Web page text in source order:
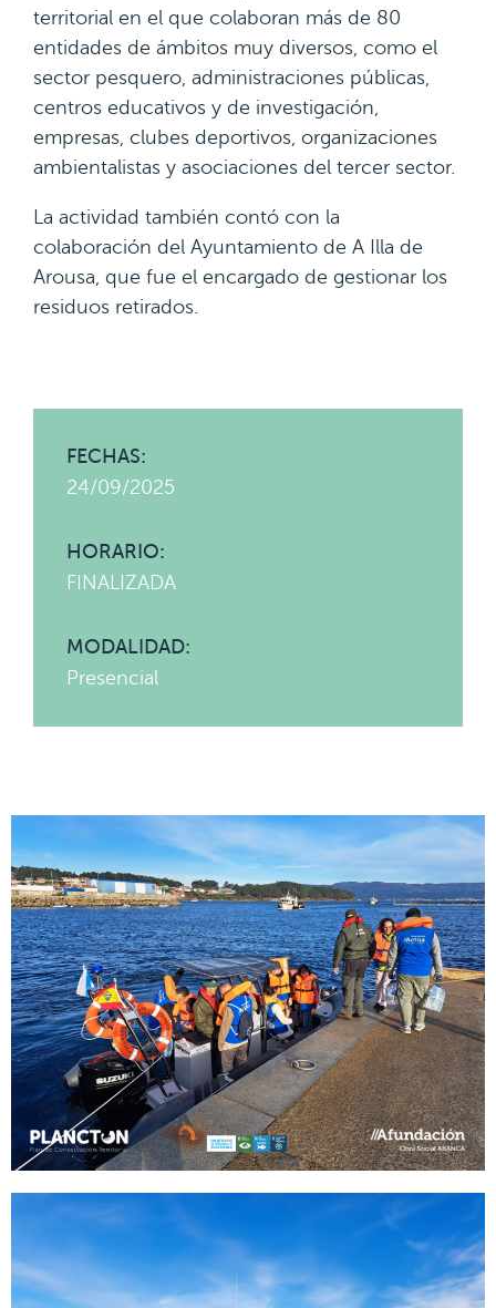
territorial en el que colaboran más de 80
entidades de ámbitos muy diversos, como el
sector pesquero, administraciones públicas,
centros educativos y de investigación,
empresas, clubes deportivos, organizaciones
ambientalistas y asociaciones del tercer sector.
La actividad también contó con la
colaboración del Ayuntamiento de A Illa de
Arousa, que fue el encargado de gestionar los
residuos retirados.
FECHAS:
24/09/2025
HORARIO:
FINALIZADA
MODALIDAD:
Presencial